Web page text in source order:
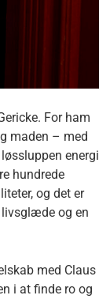
For ham
maden – med
energi
hundrede
og det er
og en
med Claus
i at finde ro og